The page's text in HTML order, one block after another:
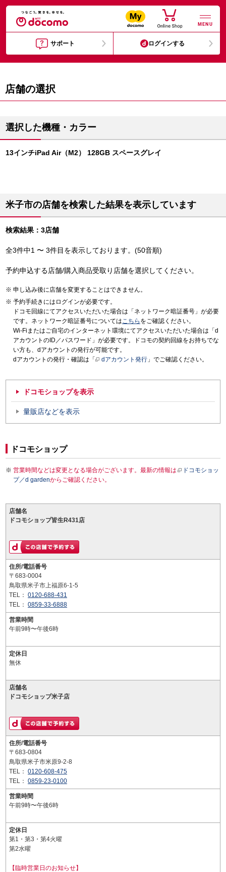
MENU
サポート ログインする
店舗の選択
選択した機種・カラー
13インチiPad Air（M2） 128GB スペースグレイ
米子市の店舗を検索した結果を表示しています
検索結果：3店舗
全3件中1 〜 3件目を表示しております。(50音順)
予約申込する店舗/購入商品受取り店舗を選択してください。
申し込み後に店舗を変更することはできません。
予約手続きにはログインが必要です。
ドコモ回線にてアクセスいただいた場合は「ネットワーク暗証番号」が必要
です。ネットワーク暗証番号についてはこちら をご確認ください。
Wi-Fiまたはご自宅のインターネット環境にてアクセスいただいた場合は「d
アカウントのID／パスワード」が必要です。ドコモの契約回線をお持ちでな
い方も、dアカウントの発行が可能です。
dアカウントの発行・確認は「
dアカウント発行 」でご確認ください。
ドコモショップを表示
量販店などを表示
ドコモショップ
営業時間などは変更となる場合がございます。最新の情報は
ドコモショッ
プ／d gardenからご確認ください。
店舗名
ドコモショップ皆生R431店
住所/電話番号
〒683-0004
鳥取県米子市上福原6-1-5
TEL： 0120-688-431
TEL： 0859-33-6888
営業時間
午前9時〜午後6時
定休日
無休
店舗名
ドコモショップ米子店
住所/電話番号
〒683-0804
鳥取県米子市米原9-2-8
TEL： 0120-608-475
TEL： 0859-23-0100
営業時間
午前9時〜午後6時
定休日
第1・第3・第4火曜
第2水曜
【臨時営業日のお知らせ】